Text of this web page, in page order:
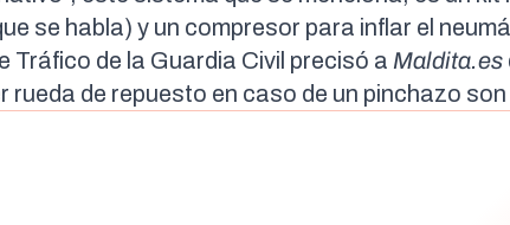
se habla) y un compresor para inflar el
Tráfico de la Guardia Civil precisó a Maldita.es
de repuesto en caso de un pinchazo